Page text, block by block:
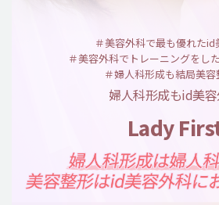
Lady
婦人科形成もid美
＃美容外科で最も優れたid
＃美容外科でトレーニングをし
＃婦人科形成も結局美容